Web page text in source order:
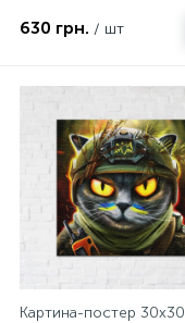
630 грн. / шт
Картина-постер 30х30